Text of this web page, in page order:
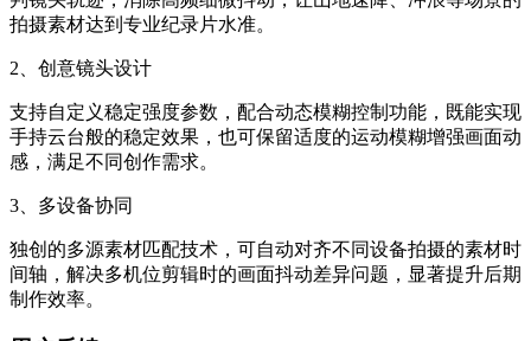
拍摄素材达到专业纪录片水准。
2、创意镜头设计
支持自定义稳定强度参数，配合动态模糊控制功能，既能实现
手持云台般的稳定效果，也可保留适度的运动模糊增强画面动
感，满足不同创作需求。
3、多设备协同
独创的多源素材匹配技术，可自动对齐不同设备拍摄的素材时
间轴，解决多机位剪辑时的画面抖动差异问题，显著提升后期
制作效率。